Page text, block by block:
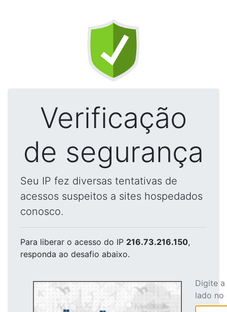
Verificação
de segurança
Seu IP fez diversas tentativas de
acessos suspeitos a sites hospedados
conosco.
Para liberar o acesso do IP 216.73.216.150,
responda ao desafio abaixo.
Digite
lado no